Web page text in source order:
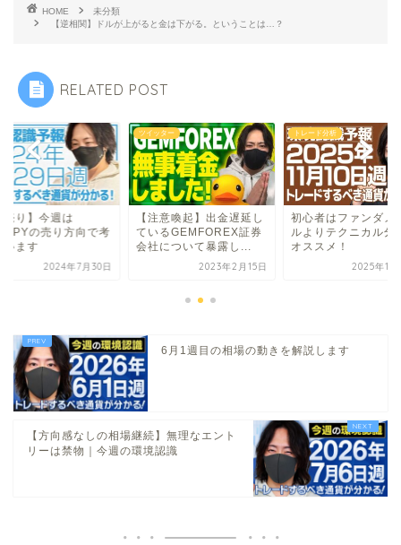
HOME
未分類
【逆相関】ドルが上がると金は下がる。ということは…？
RELATED POST
ター
意喚起】出金遅延し
るGEMFOREX証券
について暴露し...
2023年2月15日
トレード分析
初心者はファンダメンタ
ルよりテクニカル分析が
オススメ！
2025年11月11日
未分類
【円売り】今週は
AUDJPYの売り方向
えています
2024年7
6月1週目の相場の動きを解説します
【方向感なしの相場継続】無理なエント
リーは禁物｜今週の環境認識